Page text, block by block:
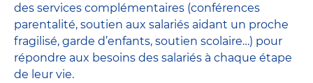
des services complémentaires (conférences
parentalité, soutien aux salariés aidant un proche
fragilisé, garde d’enfants, soutien scolaire…) pour
répondre aux besoins des salariés à chaque étape
de leur vie.